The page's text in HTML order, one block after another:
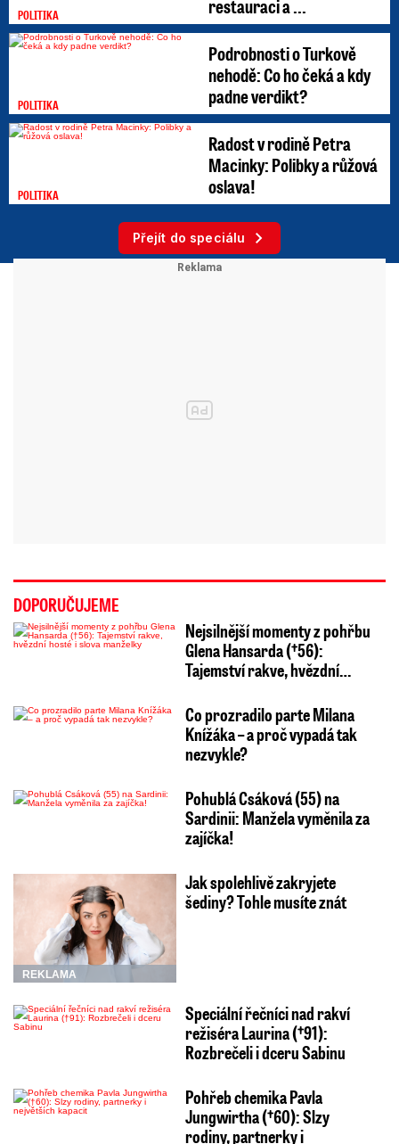
POLITIKA
restauraci a ...
POLITIKA
Podrobnosti o Turkově
nehodě: Co ho čeká a kdy
padne verdikt?
POLITIKA
Radost v rodině Petra
Macinky: Polibky a růžová
oslava!
Přejít do speciálu
DOPORUČUJEME
Nejsilnější momenty z pohřbu
Glena Hansarda (†56):
Tajemství rakve, hvězdní…
Co prozradilo parte Milana
Knížáka – a proč vypadá tak
nezvykle?
Pohublá Csáková (55) na
Sardinii: Manžela vyměnila za
zajíčka!
REKLAMA
Jak spolehlivě zakryjete
šediny? Tohle musíte znát
Speciální řečníci nad rakví
režiséra Laurina (†91):
Rozbrečeli i dceru Sabinu
Pohřeb chemika Pavla
Jungwirtha (†60): Slzy
rodiny, partnerky i